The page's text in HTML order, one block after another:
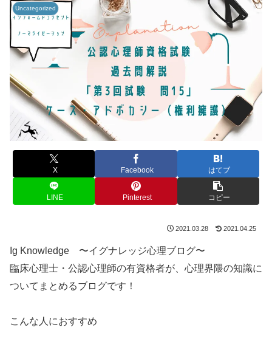
Uncategorized
X Facebook はてブ
LINE Pinterest コピー
2021.03.28 2021.04.25
Ig Knowledge 〜イグナレッジ心理ブログ〜
臨床心理士・公認心理師の有資格者が、心理界隈の知識に
ついてまとめるブログです！
こんな人におすすめ